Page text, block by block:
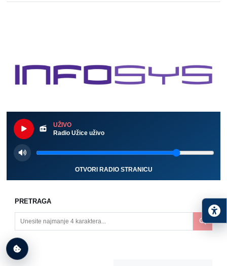
UŽIVO
Radio Užice uživo
OTVORI RADIO STRANICU
PRETRAGA